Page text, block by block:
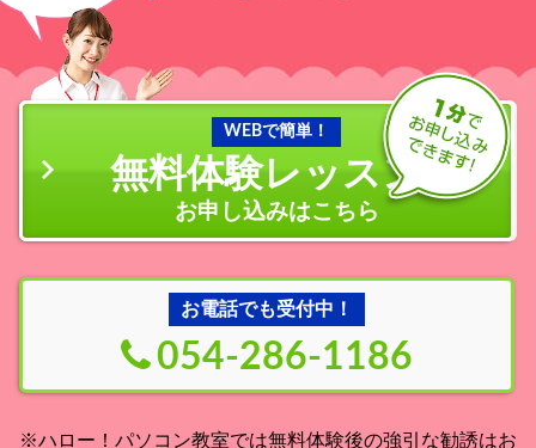
WEBで簡単！
無料体験レッスン
お申し込みはこちら
お電話でも受付中！
054-286-1186
※ハロー！パソコン教室では無料体験後の強引な勧誘はお